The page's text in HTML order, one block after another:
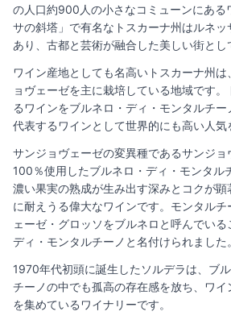
の人口約900人の小さなコミューンにある
サの斜塔」で有名なトスカーナ州はルネ
あり、古都と芸術が融合した美しい街とし
ワイン産地としても名高いトスカーナ州
ョヴェーゼを主に栽培している地域です
るワインをブルネロ・ディ・モンタルチ
代表するワインとして世界的にも高い人気
サンジョヴェーゼの変異種であるサンジ
100％使用したブルネロ・ディ・モンタル
濃い果実の熟成が生み出す深みとコクが
に耐えうる偉大なワインです。モンタル
ェーゼ・グロッソをブルネロと呼んでいる
ディ・モンタルチーノと名付けられました。
1970年代初頭に誕生したソルデラは、ブ
チーノの中でも孤高の存在感を放ち、ワ
を集めているワイナリーです。